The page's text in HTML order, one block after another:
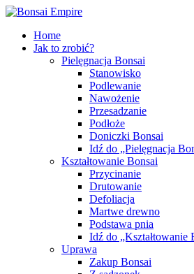
Home
Jak to zrobić?
Pielęgnacja Bonsai
Stanowisko
Podlewanie
Nawożenie
Przesadzanie
Podłoże
Doniczki Bonsai
Idź do „Pielęgnacja
Kształtowanie Bonsai
Przycinanie
Drutowanie
Defoliacja
Martwe drewno
Podstawa pnia
Idź do „Kształtowanie
Uprawa
Zakup Bonsai